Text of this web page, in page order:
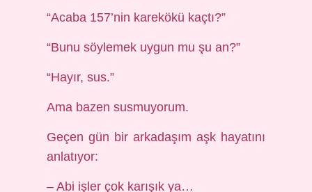
“Acaba 157’nin karekökü kaçtı?”
“Bunu söylemek uygun mu şu an?”
“Hayır, sus.”
Ama bazen susmuyorum.
Geçen gün bir arkadaşım aşk hayatını
anlatıyor:
– Abi işler çok karışık ya…